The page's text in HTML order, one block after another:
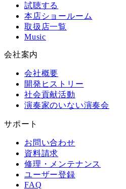
試聴する
本店ショールーム
取扱店一覧
Music
会社案内
会社概要
開発ヒストリー
社会貢献活動
演奏家のいない演奏会
サポート
お問い合わせ
資料請求
修理・メンテナンス
ユーザー登録
FAQ